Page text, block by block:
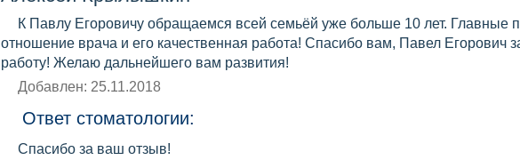
К Павлу Егоровичу обращаемся всей семьёй уже больше 10 лет. Главные
отношение врача и его качественная работа! Спасибо вам, Павел Егорович
работу! Желаю дальнейшего вам развития!
Добавлен: 25.11.2018
Ответ стоматологии:
Спасибо за ваш отзыв!